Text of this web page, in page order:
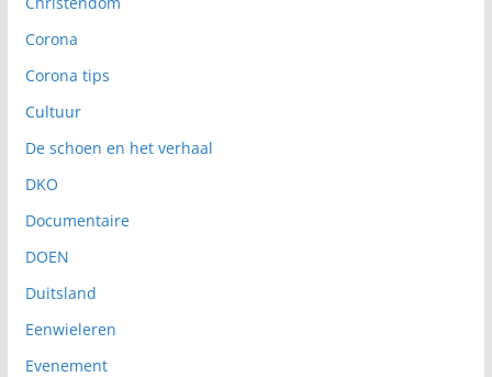
Corona
Corona tips
Cultuur
De schoen en het verhaal
DKO
Documentaire
DOEN
Duitsland
Eenwieleren
Evenement